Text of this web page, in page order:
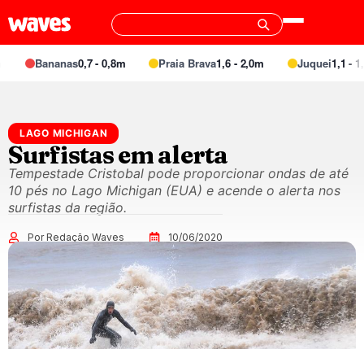
Bananas0,7 - 0,8m Praia Brava1,6 - 2,0m Juquei1,1 -
LAGO MICHIGAN
Surfistas em alerta
Tempestade Cristobal pode proporcionar ondas de até
10 pés no Lago Michigan (EUA) e acende o alerta nos
surfistas da região.
Por Redação Waves 10/06/2020